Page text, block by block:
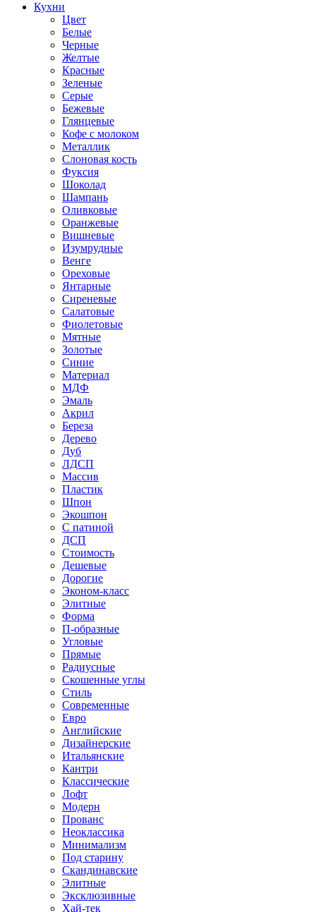
Кухни
Цвет
Белые
Черные
Желтые
Красные
Зеленые
Серые
Бежевые
Глянцевые
Кофе с молоком
Металлик
Слоновая кость
Фуксия
Шоколад
Шампань
Оливковые
Оранжевые
Вишневые
Изумрудные
Венге
Ореховые
Янтарные
Сиреневые
Салатовые
Фиолетовые
Мятные
Золотые
Синие
Материал
МДФ
Эмаль
Акрил
Береза
Дерево
Дуб
ЛДСП
Массив
Пластик
Шпон
Экошпон
С патиной
ДСП
Стоимость
Дешевые
Дорогие
Эконом-класс
Элитные
Форма
П-образные
Угловые
Прямые
Радиусные
Скошенные углы
Стиль
Современные
Евро
Английские
Дизайнерские
Итальянские
Кантри
Классические
Лофт
Модерн
Прованс
Неоклассика
Минимализм
Под старину
Скандинавские
Элитные
Эксклюзивные
Хай-тек